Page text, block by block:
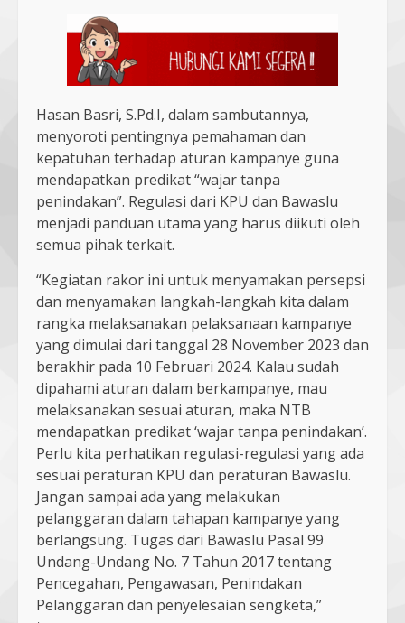
Hasan Basri, S.Pd.I, dalam sambutannya,
menyoroti pentingnya pemahaman dan
kepatuhan terhadap aturan kampanye guna
mendapatkan predikat “wajar tanpa
penindakan”. Regulasi dari KPU dan Bawaslu
menjadi panduan utama yang harus diikuti oleh
semua pihak terkait.
“Kegiatan rakor ini untuk menyamakan persepsi
dan menyamakan langkah-langkah kita dalam
rangka melaksanakan pelaksanaan kampanye
yang dimulai dari tanggal 28 November 2023 dan
berakhir pada 10 Februari 2024. Kalau sudah
dipahami aturan dalam berkampanye, mau
melaksanakan sesuai aturan, maka NTB
mendapatkan predikat ‘wajar tanpa penindakan’.
Perlu kita perhatikan regulasi-regulasi yang ada
sesuai peraturan KPU dan peraturan Bawaslu.
Jangan sampai ada yang melakukan
pelanggaran dalam tahapan kampanye yang
berlangsung. Tugas dari Bawaslu Pasal 99
Undang-Undang No. 7 Tahun 2017 tentang
Pencegahan, Pengawasan, Penindakan
Pelanggaran dan penyelesaian sengketa,”